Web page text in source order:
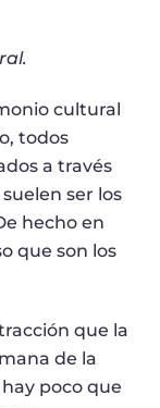
cultural
todos
a través
ser los
hecho en
que son los
que la
de la
poco que